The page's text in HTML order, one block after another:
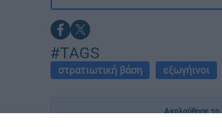
#TAGS
στρατιωτική βάση εξωγήινοι
Ακολούθησε το